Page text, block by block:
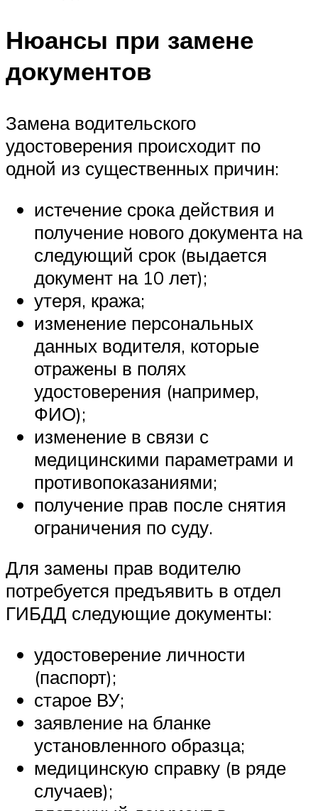
Нюансы при замене
документов
Замена водительского
удостоверения происходит по
одной из существенных причин:
истечение срока действия и
получение нового документа на
следующий срок (выдается
документ на 10 лет);
утеря, кража;
изменение персональных
данных водителя, которые
отражены в полях
удостоверения (например,
ФИО);
изменение в связи с
медицинскими параметрами и
противопоказаниями;
получение прав после снятия
ограничения по суду.
Для замены прав водителю
потребуется предъявить в отдел
ГИБДД следующие документы:
удостоверение личности
(паспорт);
старое ВУ;
заявление на бланке
установленного образца;
медицинскую справку (в ряде
случаев);